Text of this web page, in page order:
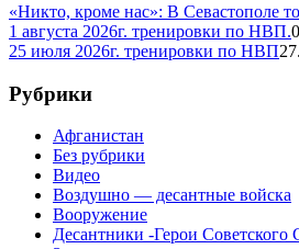
«Никто, кроме нас»: В Севастополе
1 августа 2026г. тренировки по НВП.
25 июля 2026г. тренировки по НВП
Рубрики
Афганистан
Без рубрики
Видео
Воздушно — десантные войска
Вооружение
Десантники -Герои Советского